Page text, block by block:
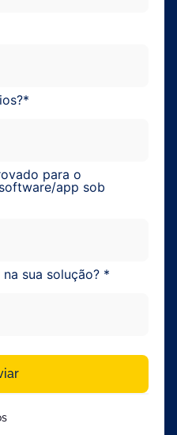
para o
app sob
sua solução? *